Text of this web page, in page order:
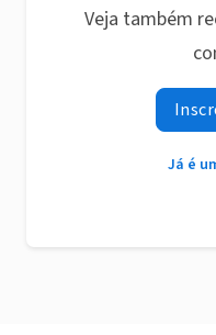
Veja também
Já é